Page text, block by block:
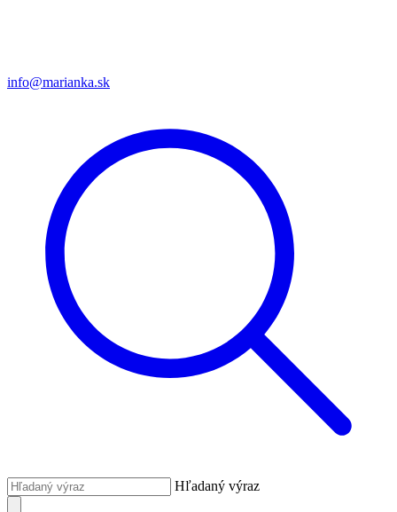
info@marianka.sk
Hľadaný výraz